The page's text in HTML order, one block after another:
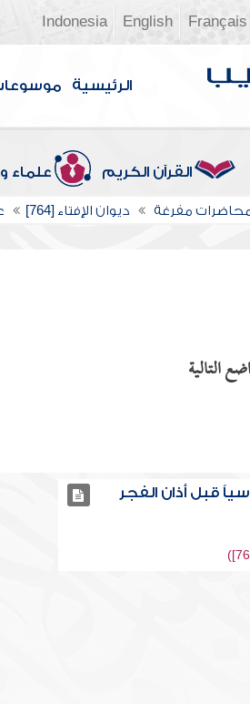
Français
English
Indonesia
الرئيسية
القرآن الكريم علماء
مفرغة ديوان الإفتاء [764]
التالية
قبل أذان الفجر